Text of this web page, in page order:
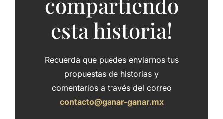
esta historia!
Recuerda que puedes enviarnos tus
propuestas de historias y
comentarios a través del correo
contacto@ganar-ganar.mx